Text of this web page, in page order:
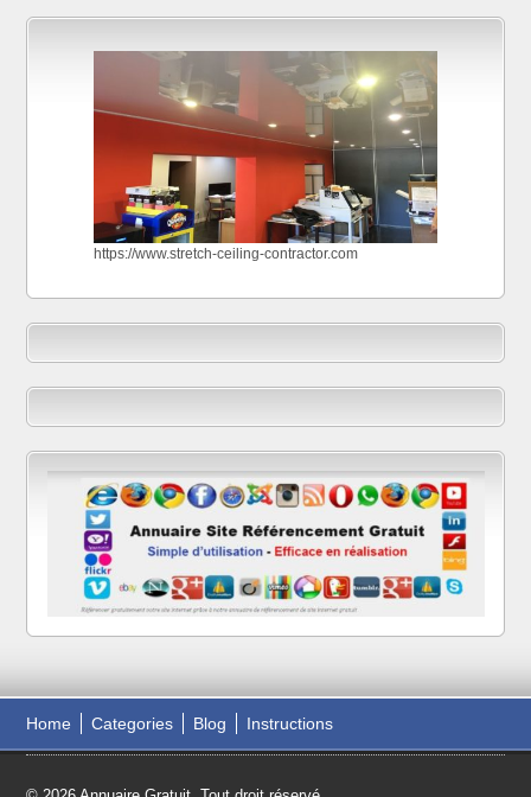
https://www.stretch-ceiling-contractor.com
Home Categories Blog Instructions